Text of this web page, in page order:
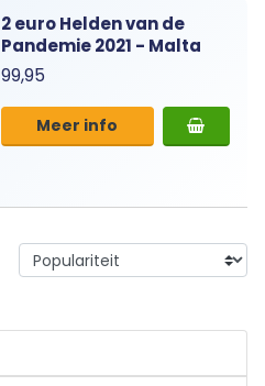
2 euro Helden van de
Pandemie 2021 - Malta
99,95
Meer info